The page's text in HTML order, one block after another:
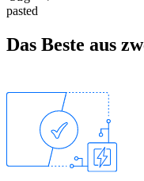
pasted
Das Beste aus